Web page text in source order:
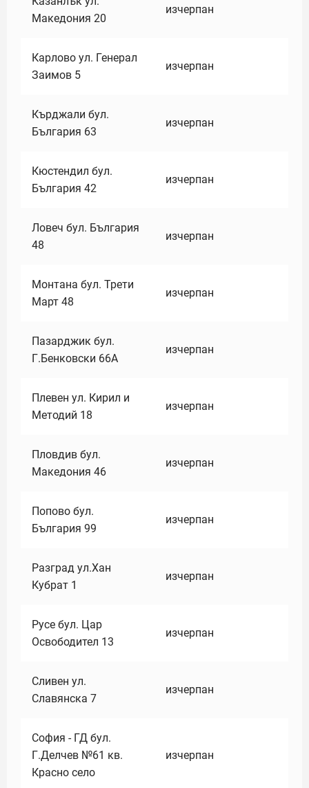
Македония 20
изчерпан
Карлово ул. Генерал
Заимов 5
изчерпан
Кърджали бул.
България 63
изчерпан
Кюстендил бул.
България 42
изчерпан
Ловеч бул. България
48
изчерпан
Монтана бул. Трети
Март 48
изчерпан
Пазарджик бул.
Г.Бенковски 66А
изчерпан
Плевен ул. Кирил и
Методий 18
изчерпан
Пловдив бул.
Македония 46
изчерпан
Попово бул.
България 99
изчерпан
Разград ул.Хан
Кубрат 1
изчерпан
Русе бул. Цар
Освободител 13
изчерпан
Сливен ул.
Славянска 7
изчерпан
София - ГД бул.
Г.Делчев №61 кв.
Красно село
изчерпан